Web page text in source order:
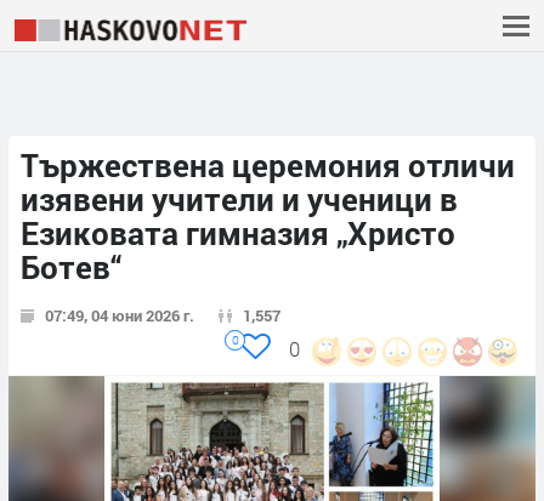
Тържествена церемония отличи
изявени учители и ученици в
Езиковата гимназия „Христо
Ботев“
07:49, 04 юни 2026 г. 1,557
0
0